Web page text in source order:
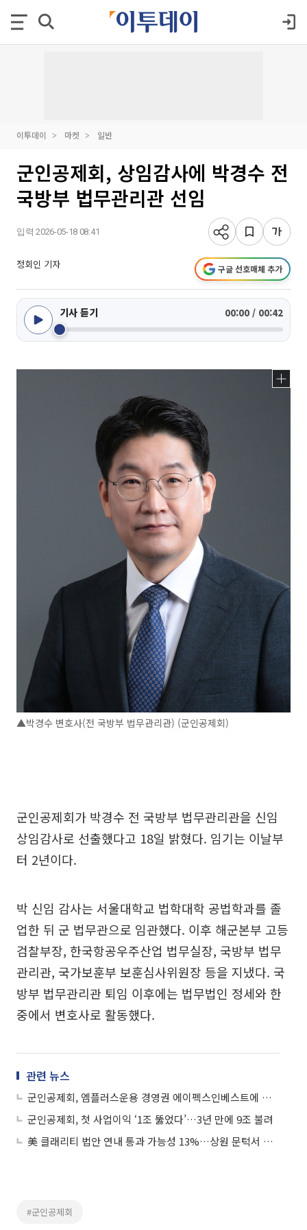
이투데이 마켓 일반
군인공제회, 상임감사에 박경수 전
국방부 법무관리관 선임
입력 2026-05-18 08:41
정회인 기자 구글 선호매체 추가
기사 듣기 00:00 / 00:42
▲박경수 변호사(전 국방부 법무관리관) (군인공제회)
군인공제회가 박경수 전 국방부 법무관리관을 신임
상임감사로 선출했다고 18일 밝혔다. 임기는 이날부
터 2년이다.
박 신임 감사는 서울대학교 법학대학 공법학과를 졸
업한 뒤 군 법무관으로 임관했다. 이후 해군본부 고등
검찰부장, 한국항공우주산업 법무실장, 국방부 법무
관리관, 국가보훈부 보훈심사위원장 등을 지냈다. 국
방부 법무관리관 퇴임 이후에는 법무법인 정세와 한
중에서 변호사로 활동했다.
관련 뉴스
군인공제회, 엠플러스운용 경영권 에이펙스인베스트에 매각
군인공제회, 첫 사업이익 ‘1조 뚫었다’…3년 만에 9조 불려
美 클래리티 법안 연내 통과 가능성 13%…상원 문턱서 제동
#군인공제회